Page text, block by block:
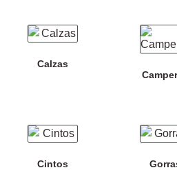
Calzas
Cintos